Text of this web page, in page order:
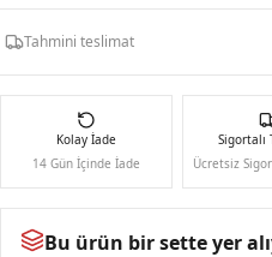
Tahmini teslimat
Kolay İade
14 Gün İçinde İade
Sigortalı
Ücretsiz
Bu ürün bir sette yer